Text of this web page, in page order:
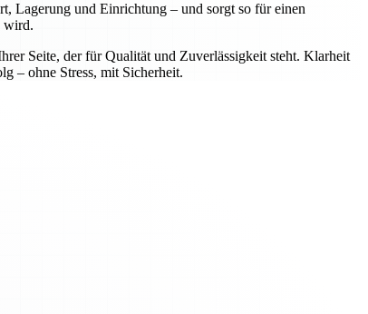
Lagerung und Einrichtung – und sorgt so für einen
wird.
Seite, der für Qualität und Zuverlässigkeit steht. Klarheit
– ohne Stress, mit Sicherheit.